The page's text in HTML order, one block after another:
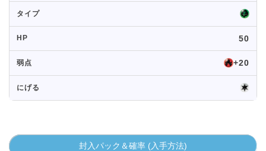
タイプ
HP 50
弱点 +20
にげる
封入パック＆確率 (入手方法)